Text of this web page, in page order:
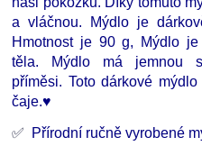
a vláčnou. Mýdlo je
Hmotnost je 90 g, Mýdlo
těla. Mýdlo má jemnou
příměsi. Toto dárkové
čaje.♥
✅ Přírodní ručně vyrobené